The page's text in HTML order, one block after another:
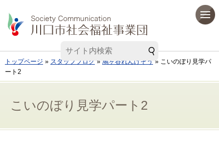
トップページ » スタッフブログ » 鳩ヶ谷れんげそう » こいのぼり見学パ
ート2
こいのぼり見学パート2